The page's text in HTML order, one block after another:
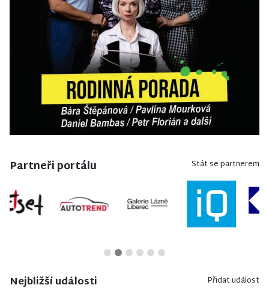
Partneři portálu Stát se partnerem
Nejbližší události Přidat událost